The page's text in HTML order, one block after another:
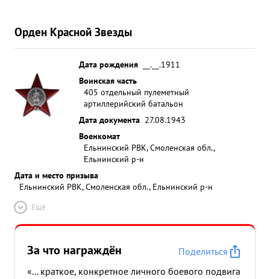
Орден Красной Звезды
Дата рождения
__.__.1911
Воинская часть
405 отдельный пулеметный
артиллерийский батальон
Дата документа 27.08.1943
Военкомат
Ельнинский РВК, Смоленская обл.,
Ельнинский р-н
Дата и место призыва
Ельнинский РВК, Смоленская обл., Ельнинский р-н
Ещё
За что награждён
Поделиться
«... краткое, конкретное личного боевого подвига